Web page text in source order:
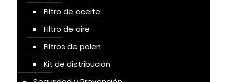
Filtro de aceite
Filtro de aire
Filtros de polen
Kit de distribución